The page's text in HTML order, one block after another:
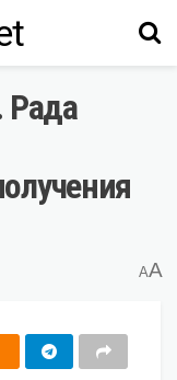
Рада
AA